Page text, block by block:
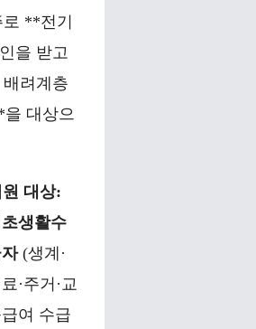
**전기
을 받고
려계층
대상으
대상:
생활수
(생계·
·주거·교
여 수급